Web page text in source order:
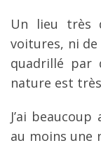
Un lieu très
voitures, ni de
quadrillé par
nature est
J’ai
au moins une